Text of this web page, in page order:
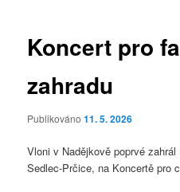
Koncert pro
zahradu
Publikováno11. 5. 2026
Vloni v Nadějkově poprvé
Sedlec-Prčice, na Koncertě pro